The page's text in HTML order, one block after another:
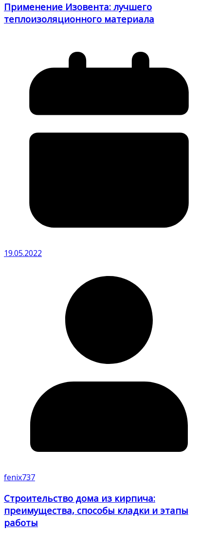
Применение Изовента: лучшего
теплоизоляционного материала
19.05.2022
fenix737
Строительство дома из кирпича:
преимущества, способы кладки и этапы
работы